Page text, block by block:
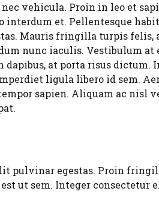
vehicula. Proin in leo et
interdum et. Pellentesque
Mauris fringilla turpis felis,
nunc iaculis. Vestibulum
at porta risus dictum.
ligula libero id sem.
sapien. Aliquam ac nisl
pulvinar egestas. Proin
ut sem. Integer consectetur